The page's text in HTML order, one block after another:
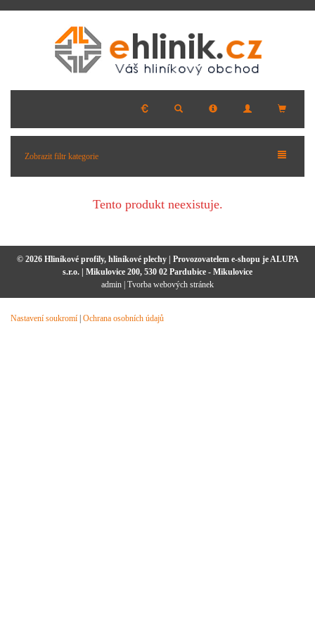
Zobrazit filtr kategorie
Tento produkt neexistuje.
© 2026 Hliníkové profily, hliníkové plechy | Provozovatelem e-shopu je ALUPA
s.r.o. | Mikulovice 200, 530 02 Pardubice - Mikulovice
admin Tvorba webových stránek
Nastavení soukromí Ochrana osobních údajů